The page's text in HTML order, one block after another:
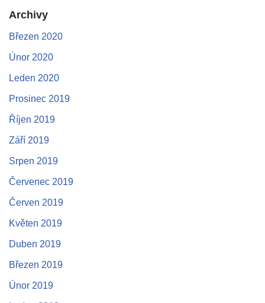
Archivy
Březen 2020
Únor 2020
Leden 2020
Prosinec 2019
Říjen 2019
Září 2019
Srpen 2019
Červenec 2019
Červen 2019
Květen 2019
Duben 2019
Březen 2019
Únor 2019